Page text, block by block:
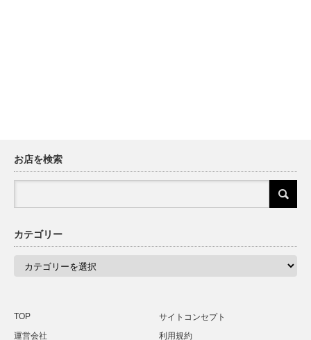
お店を検索
カテゴリー
TOP
サイトコンセプト
運営会社
利用規約